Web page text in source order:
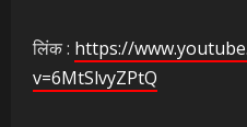
लिंक : https://
v=6MtSlvyZPtQ